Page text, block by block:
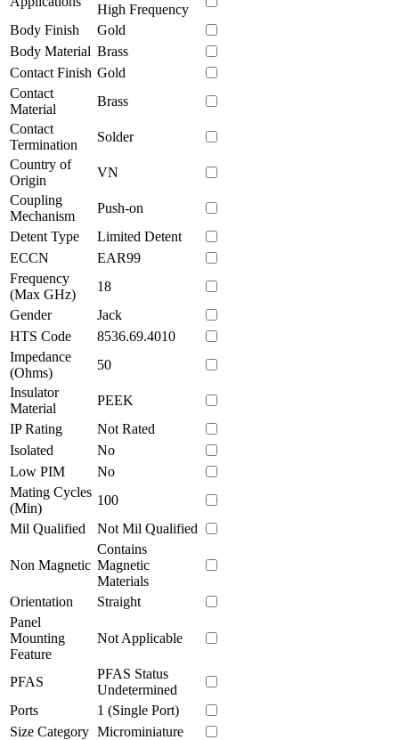
High Frequency
Body Finish
Gold
Body Material Brass
Contact Finish Gold
Contact
Material
Brass
Contact
Termination
Solder
Country of
Origin
VN
Coupling
Mechanism
Push-on
Detent Type
Limited Detent
ECCN
EAR99
Frequency
(Max GHz)
18
Gender
Jack
HTS Code
8536.69.4010
Impedance
(Ohms)
50
Insulator
Material
PEEK
IP Rating
Not Rated
Isolated
No
Low PIM
No
Mating Cycles
(Min)
100
Mil Qualified
Not Mil Qualified
Non Magnetic
Contains
Magnetic
Materials
Orientation
Straight
Panel
Mounting
Feature
Not Applicable
PFAS
PFAS Status
Undetermined
Ports
1 (Single Port)
Size Category Microminiature